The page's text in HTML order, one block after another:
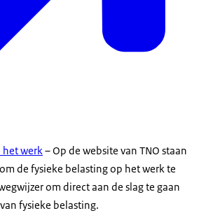
het werk– Op de website van TNO staan
de fysieke belasting op het werk te
om direct aan de slag te gaan
fysieke belasting.